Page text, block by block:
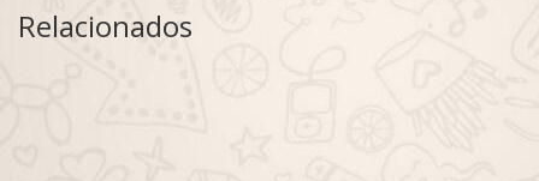
Relacionados